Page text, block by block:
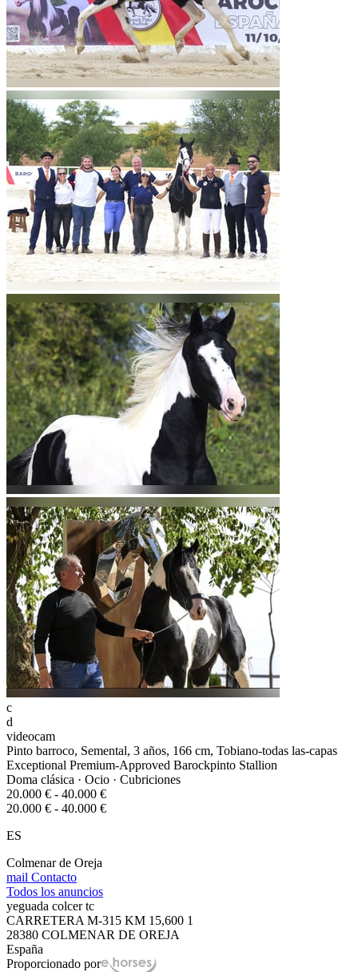
c
d
videocam
Pinto barroco, Semental, 3 años, 166 cm, Tobiano-todas las-capas
Exceptional Premium-Approved Barockpinto Stallion
Doma clásica · Ocio · Cubriciones
20.000 € - 40.000 €
20.000 € - 40.000 €
ES
Colmenar de Oreja
mail Contacto
Todos los anuncios
yeguada colcer tc
CARRETERA M-315 KM 15,600 1
28380 COLMENAR DE OREJA
España
Proporcionado por